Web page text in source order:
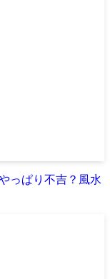
っぱり不吉？風水